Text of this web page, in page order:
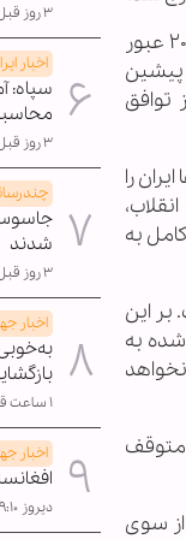
در سال‌های بین دو دوره ریاست‌جمهوری ترامپ، ایران به تدریج از محدودیت‌های برنامه هسته‌ای خود تحت توافق ۲۰۱۵ عبور
پیشین
توافق
را
به
بر این
به
نخواهد
متوقف
از سوی
۳ روز قبل
اخبار
سپاه:
۳ روز قبل
جاسوس
شدند
۳ روز قبل
اخبار
۱ ساعت قبل
اخبار
دیروز ۱۹:۱۰